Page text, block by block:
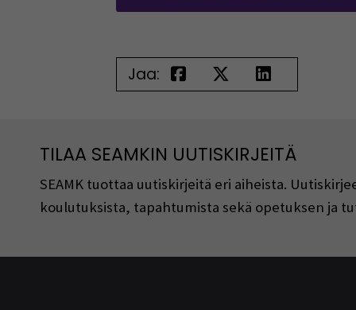
Jaa:
TILAA SEAMKIN UUTISKIRJEITÄ
SEAMK tuottaa uutiskirjeitä eri aiheista.
koulutuksista, tapahtumista sekä opetuksen ja